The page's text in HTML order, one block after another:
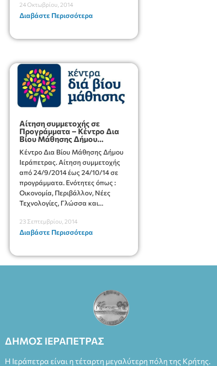
Οικογενειακής και
Επαγγελματικής Ζωής»
24 Οκτωβρίου, 2014
Διαβάστε Περισσότερα
Αίτηση συμμετοχής σε
Προγράμματα – Κέντρο Δια
Βίου Μάθησης Δήμου
Κέντρο Δια Βίου Μάθησης Δήμου
Ιεράπετρας. Αίτηση συμμετοχής
από 24/9/2014 έως 24/10/14 σε
προγράμματα. Ενότητες όπως :
Οικονομία, Περιβάλλον, Νέες
Τεχνολογίες, Γλώσσα και
Τέχνη, Κοινωνικές Δεξιότητες κλπ
23 Σεπτεμβρίου, 2014
Διαβάστε Περισσότερα
ΔΗΜΟΣ ΙΕΡΑΠΕΤΡΑΣ
Η Ιεράπετρα είναι η τέταρτη μεγαλύτερη πόλη της Κρήτης.